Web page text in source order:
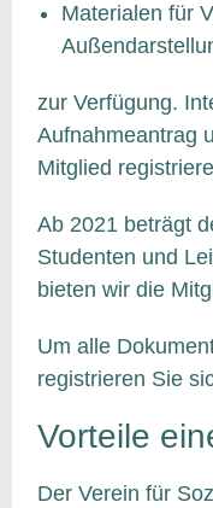
Materialen für
zur Verfügung.
Aufnahmeantrag
Mitglied
Ab 2021 beträgt
Studenten und
bieten wir die
Um alle
registrieren Sie
Vorteile
Der Verein für